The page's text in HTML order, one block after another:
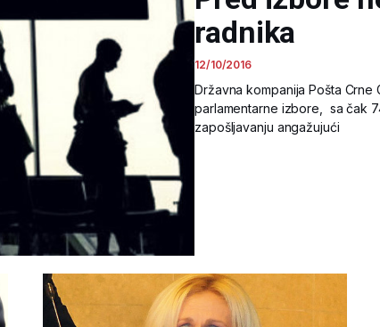
radnika
12/10/2016
Državna kompanija Pošta
parlamentarne izbore, sa čak
zapošljavanju angažujući